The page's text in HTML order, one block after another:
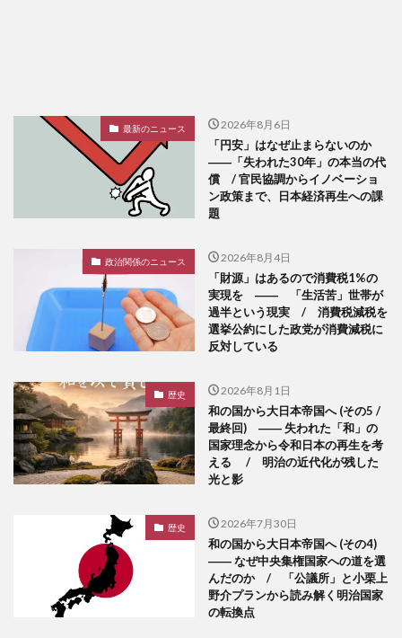
最新のニュース 2026年8月6日
「円安」はなぜ止まらないのか
――「失われた30年」の本当の代
償 / 官民協調からイノベーショ
ン政策まで、日本経済再生への課
題
政治関係のニュース 2026年8月4日
「財源」はあるので消費税1%の
実現を ―― 「生活苦」世帯が
過半という現実 / 消費税減税を
選挙公約にした政党が消費減税に
反対している
歴史 2026年8月1日
和の国から大日本帝国へ (その5 /
最終回) ―― 失われた「和」の
国家理念から令和日本の再生を考
える / 明治の近代化が残した
光と影
歴史 2026年7月30日
和の国から大日本帝国へ (その4)
―― なぜ中央集権国家への道を選
んだのか / 「公議所」と小栗上
野介プランから読み解く明治国家
の転換点